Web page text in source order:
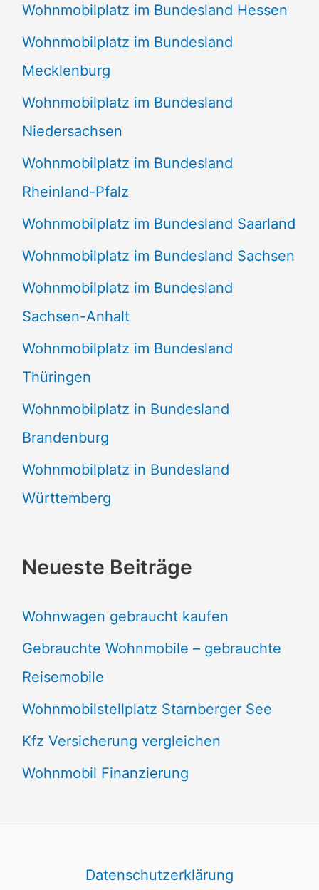
Wohnmobilplatz im Bundesland Hessen
Wohnmobilplatz im Bundesland
Mecklenburg
Wohnmobilplatz im Bundesland
Niedersachsen
Wohnmobilplatz im Bundesland
Rheinland-Pfalz
Wohnmobilplatz im Bundesland Saarland
Wohnmobilplatz im Bundesland Sachsen
Wohnmobilplatz im Bundesland
Sachsen-Anhalt
Wohnmobilplatz im Bundesland
Thüringen
Wohnmobilplatz in Bundesland
Brandenburg
Wohnmobilplatz in Bundesland
Württemberg
Neueste Beiträge
Wohnwagen gebraucht kaufen
Gebrauchte Wohnmobile – gebrauchte
Reisemobile
Wohnmobilstellplatz Starnberger See
Kfz Versicherung vergleichen
Wohnmobil Finanzierung
Datenschutzerklärung